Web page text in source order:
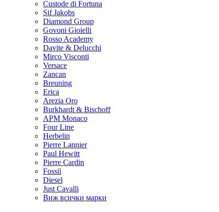
Custode di Fortuna
Sif Jakobs
Diamond Group
Govoni Gioielli
Rosso Academy
Davite & Delucchi
Mirco Visconti
Versace
Zancan
Breuning
Erica
Arezia Oro
Burkhardt & Bischoff
APM Monaco
Four Line
Herbelin
Pierre Lannier
Paul Hewitt
Pierre Cardin
Fossil
Diesel
Just Cavalli
Виж всички марки